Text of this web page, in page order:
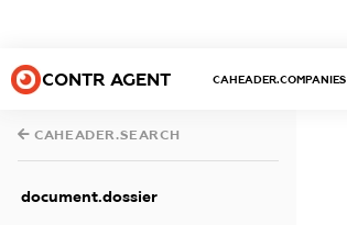
CONTR AGENT CAHEADER.COMPANIES
CAHEADER.SEARCH
document.dossier